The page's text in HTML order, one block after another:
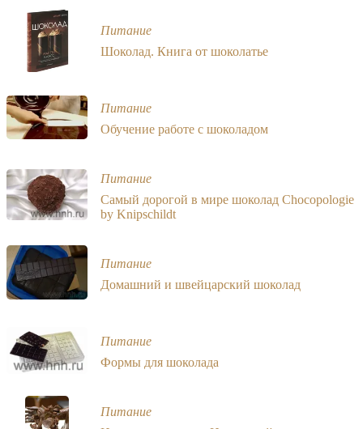
Питание
Шоколад. Книга от шоколатье
Питание
Обучение работе с шоколадом
Питание
Самый дорогой в мире шоколад Chocopologie
by Knipschildt
Питание
Домашний и швейцарский шоколад
Питание
Формы для шоколада
Питание